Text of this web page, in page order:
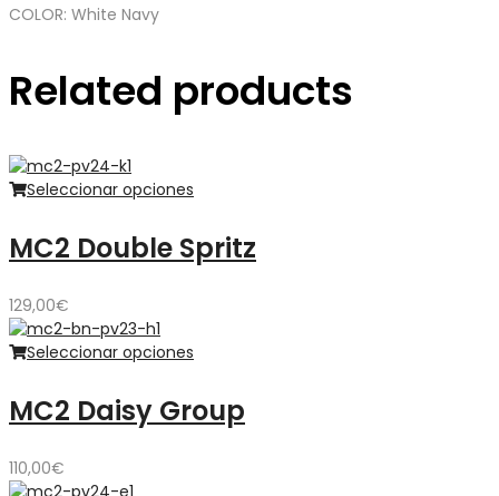
COLOR: White Navy
Related products
Seleccionar opciones
MC2 Double Spritz
129,00€
Seleccionar opciones
MC2 Daisy Group
110,00€